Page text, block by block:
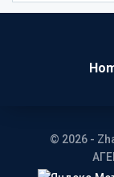
© 2026 -